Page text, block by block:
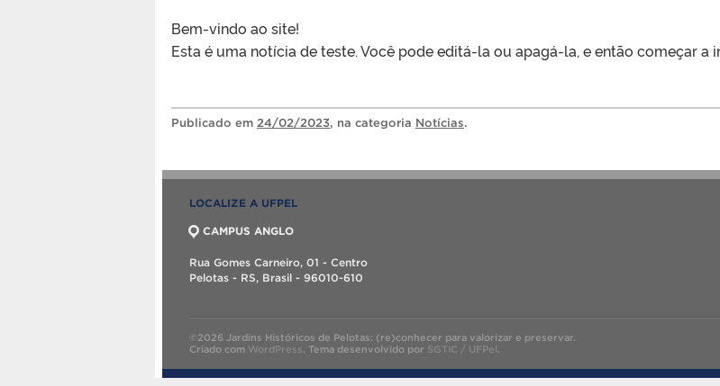
Bem-vindo ao site!
Esta é uma notícia de teste. Você pode editá-la ou apagá-la, e então começar a
Publicado em 24/02/2023, na categoria Notícias.
LOCALIZE A UFPEL
CAMPUS ANGLO
Rua Gomes Carneiro, 01 - Centro
Pelotas - RS, Brasil - 96010-610
©2026 Jardins Históricos de Pelotas: (re)conhecer para valorizar e preservar.
Criado com WordPress. Tema desenvolvido por SGTIC / UFPel.